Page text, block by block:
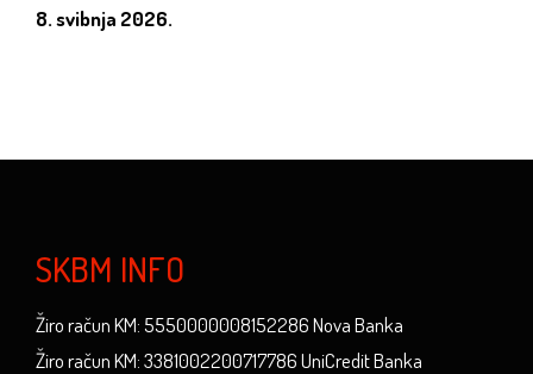
8. svibnja 2026.
SKBM INFO
Žiro račun KM: 5550000008152286 Nova Banka
Žiro račun KM: 3381002200717786 UniCredit Banka